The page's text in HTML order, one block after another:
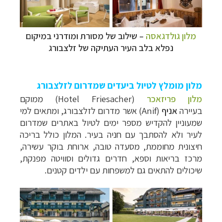
מלון גולדגאסה – שילוב של מסורת ומודרני במיקום
נפלא בלב העיר העתיקה של זלצבורג
מלון מומלץ לטיול ביעדים שמדרום לזלצבורג
מלון פריזאכר
(Hotel Friesacher) ממוקם
בעיירה אניף
(Anif) אשר מדרום לזלצבורג, ומתאים למי
שמעוניין להקדיש מספר ימים לטיול באתרים שמדרום
לעיר ולא להסתבך עם חניה בעיר. המלון כולל בריכה
חיצונית מחוממת, מסעדה טובה, ארוחת בוקר עשירה,
מרכז בריאות וספא, חדרים גדולים וסוויטה מפנקת,
שיכולים להתאים גם למשפחות עם ילדים קטנים.